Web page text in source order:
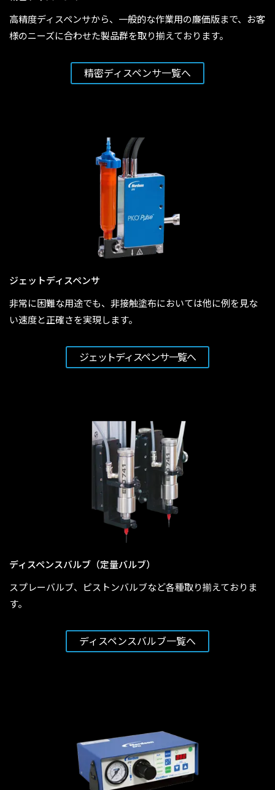
高精度ディスペンサから、一般的な作業用の廉価版まで、お客
様のニーズに合わせた製品群を取り揃えております。
精密ディスペンサ一覧へ
ジェットディスペンサ
非常に困難な用途でも、非接触塗布においては他に例を見な
い速度と正確さを実現します。
ジェットディスペンサ一覧へ
ディスペンスバルブ（定量バルブ）
スプレーバルブ、ピストンバルブなど各種取り揃えておりま
す。
ディスペンスバルブ一覧へ